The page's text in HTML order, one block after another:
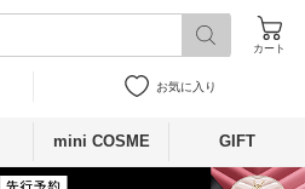
カート
お気に入り
mini COSME GIFT